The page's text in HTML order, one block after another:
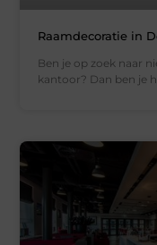
Raamdecoratie in
Ben je op zoek naar
kantoor? Dan ben je